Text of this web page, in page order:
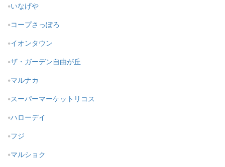
いなげや
コープさっぽろ
イオンタウン
ザ・ガーデン自由が丘
マルナカ
スーパーマーケットリコス
ハローデイ
フジ
マルショク